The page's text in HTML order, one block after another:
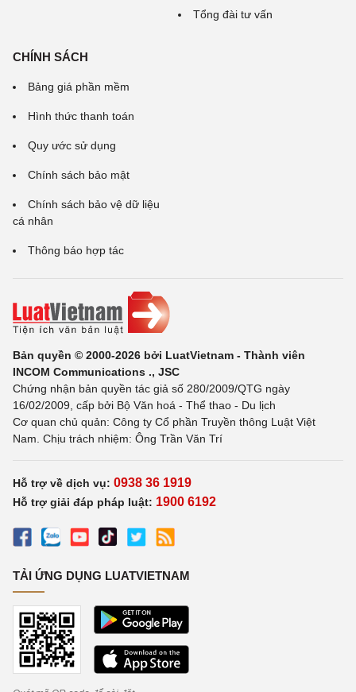
Tổng đài tư vấn
CHÍNH SÁCH
Bảng giá phần mềm
Hình thức thanh toán
Quy ước sử dụng
Chính sách bảo mật
Chính sách bảo vệ dữ liệu
cá nhân
Thông báo hợp tác
Bản quyền © 2000-2026 bởi LuatVietnam - Thành viên
INCOM Communications ., JSC
Chứng nhận bản quyền tác giả số 280/2009/QTG ngày
16/02/2009, cấp bởi Bộ Văn hoá - Thể thao - Du lịch
Cơ quan chủ quản: Công ty Cổ phần Truyền thông Luật Việt
Nam. Chịu trách nhiệm: Ông Trần Văn Trí
Hỗ trợ về dịch vụ: 0938 36 1919
Hỗ trợ giải đáp pháp luật: 1900 6192
TẢI ỨNG DỤNG LUATVIETNAM